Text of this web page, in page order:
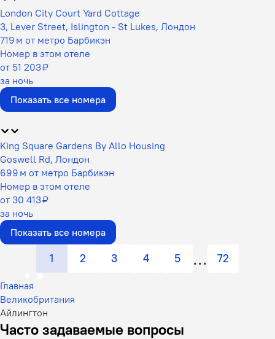
London City Court Yard Cottage
3, Lever Street, Islington - St Lukes, Лондон
719 м от метро Барбикэн
Номер в этом отеле
от 51 203 ₽
за ночь
Показать все номера
King Square Gardens By Allo Housing
Goswell Rd, Лондон
699 м от метро Барбикэн
Номер в этом отеле
от 30 413 ₽
за ночь
Показать все номера
1 2 3 4 5 72
Главная
Великобритания
Айлингтон
Часто задаваемые вопросы